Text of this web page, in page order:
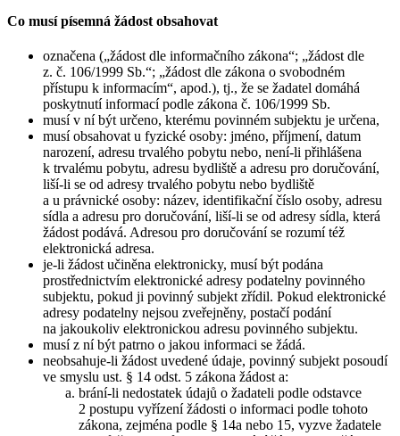
Co musí písemná žádost obsahovat
označena („žádost dle informačního zákona“; „žádost dle
z. č. 106/1999 Sb.“; „žádost dle zákona o svobodném
přístupu k informacím“, apod.), tj., že se žadatel domáhá
poskytnutí informací podle zákona č. 106/1999 Sb.
musí v ní být určeno, kterému povinném subjektu je určena,
musí obsahovat u fyzické osoby: jméno, příjmení, datum
narození, adresu trvalého pobytu nebo, není-li přihlášena
k trvalému pobytu, adresu bydliště a adresu pro doručování,
liší-li se od adresy trvalého pobytu nebo bydliště
a u právnické osoby: název, identifikační číslo osoby, adresu
sídla a adresu pro doručování, liší-li se od adresy sídla, která
žádost podává. Adresou pro doručování se rozumí též
elektronická adresa.
je-li žádost učiněna elektronicky, musí být podána
prostřednictvím elektronické adresy podatelny povinného
subjektu, pokud ji povinný subjekt zřídil. Pokud elektronické
adresy podatelny nejsou zveřejněny, postačí podání
na jakoukoliv elektronickou adresu povinného subjektu.
musí z ní být patrno o jakou informaci se žádá.
neobsahuje-li žádost uvedené údaje, povinný subjekt posoudí
ve smyslu ust. § 14 odst. 5 zákona žádost a:
brání-li nedostatek údajů o žadateli podle odstavce
2 postupu vyřízení žádosti o informaci podle tohoto
zákona, zejména podle § 14a nebo 15, vyzve žadatele